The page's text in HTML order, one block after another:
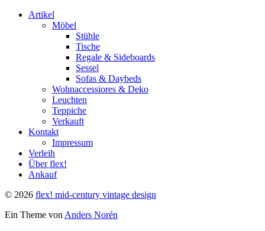
Artikel
Möbel
Stühle
Tische
Regale & Sideboards
Sessel
Sofas & Daybeds
Wohnaccessiores & Deko
Leuchten
Teppiche
Verkauft
Kontakt
Impressum
Verleih
Über flex!
Ankauf
© 2026 flex! mid-century vintage design
Ein Theme von Anders Norén